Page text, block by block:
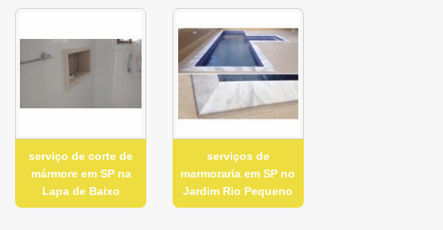
serviço de corte de
mármore em SP na
Lapa de Baixo
serviços de
marmoraria em SP no
Jardim Rio Pequeno